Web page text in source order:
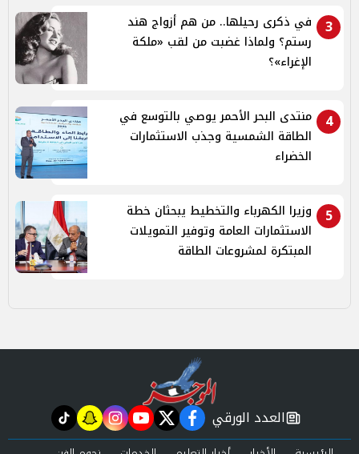
3
في ذكرى رحيلها.. من هم أزواج هند
رستم؟ ولماذا غضبت من لقب «ملكة
الإغراء»؟
4
منتدى البحر الأحمر يوصي بالتوسع في
الطاقة الشمسية وجذب الاستثمارات
الخضراء
5
وزيرا الكهرباء والتخطيط يبحثان خطة
الاستثمارات العامة وتوفير التمويلات
المبتكرة لمشروعات الطاقة
newspaper
العدد الورقي facebook
twitter
youtube
instagram
snapchat
tiktok